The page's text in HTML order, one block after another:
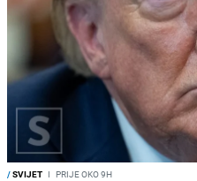
/SVIJET I PRIJE OKO 9H